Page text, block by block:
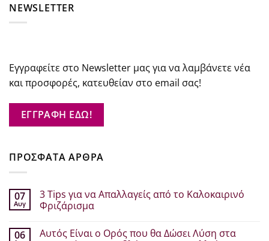
NEWSLETTER
Εγγραφείτε στο Newsletter μας για να λαμβάνετε νέα
και προσφορές, κατευθείαν στο email σας!
ΕΓΓΡΑΦΗ ΕΔΩ!
ΠΡΟΣΦΑΤΑ ΑΡΘΡΑ
07
Αυγ
3 Tips για να Απαλλαγείς από το Καλοκαιρινό
Φριζάρισμα
σχόλια
06
Αυτός Είναι ο Ορός που θα Δώσει Λύση στα